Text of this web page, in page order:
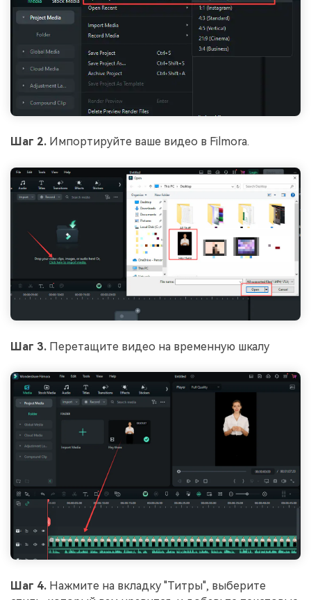
Шаг 2. Импортируйте ваше видео в Filmora.
Шаг 3. Перетащите видео на временную шкалу
Шаг 4. Нажмите на вкладку "Титры", выберите